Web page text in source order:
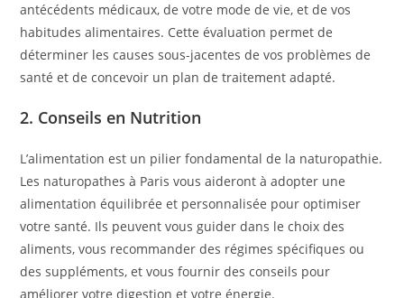
antécédents médicaux, de votre mode de vie, et de vos
habitudes alimentaires. Cette évaluation permet de
déterminer les causes sous-jacentes de vos problèmes de
santé et de concevoir un plan de traitement adapté.
2. Conseils en Nutrition
L’alimentation est un pilier fondamental de la naturopathie.
Les naturopathes à Paris vous aideront à adopter une
alimentation équilibrée et personnalisée pour optimiser
votre santé. Ils peuvent vous guider dans le choix des
aliments, vous recommander des régimes spécifiques ou
des suppléments, et vous fournir des conseils pour
améliorer votre digestion et votre énergie.